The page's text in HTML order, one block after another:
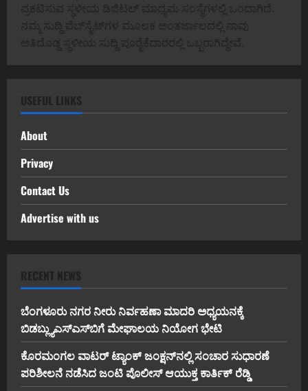
ಪ್ರಕಟಿಸುವ ಸ್ಥಳೀಯ ಡಿಜಿಟಲ್ ಮಾಧ್ಯಮ ಸಂಸ್ಥೆಗಳಲ್ಲಿ ಒಂದಾಗಿದೆ.
ನಮ್ಮ ಸುದ್ದಿ ವೆಬ್‌ಸೈಟ್‌ಗಳ ಮೂಲಕ ಅಂತರ್ಜಾಲದಲ್ಲಿ ನಾವು
ಅತಿದೊಡ್ಡ ಸ್ಥಳೀಯ ಸುದ್ದಿ ಪೂರೈಕೆದಾರರಲ್ಲಿ ಒಬ್ಬರಾಗಿದ್ದೇವೆ.
USEFUL LINKS
About
Privacy
Contact Us
Advertise with us
RECENT NEWS
ಬೆಂಗಳೂರು ನಗರ ನೀರು ನಿರ್ವಹಣಾ ಮಾದರಿ ಅಧ್ಯಯನಕ್ಕೆ
ಬಿ‌ಡಬ್ಲ್ಯು‌ಎಸ್‌ಎಸ್‌ಬಿಗೆ ಮೇಘಾಲಯ ನಿಯೋಗ ಭೇಟಿ
ಕೊರಮಂಗಲ ವಾಟರ್ ಟ್ಯಾಂಕ್ ಜಂಕ್ಷನ್‌ನಲ್ಲಿ ಸಂಚಾರ ಸುಧಾರಣೆ
ಪರಿಶೀಲನೆ ನಡೆಸಿದ ಜಂಟಿ ಪೊಲೀಸ್ ಆಯುಕ್ತ ಕಾರ್ತಿಕ್ ರೆಡ್ಡಿ